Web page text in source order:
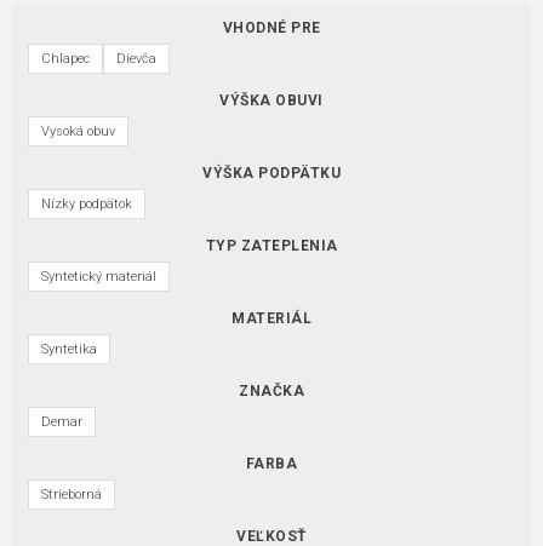
VHODNÉ PRE
Chlapec Dievča
VÝŠKA OBUVI
Vysoká obuv
VÝŠKA PODPÄTKU
Nízky podpätok
TYP ZATEPLENIA
Syntetický materiál
MATERIÁL
Syntetika
ZNAČKA
Demar
FARBA
Strieborná
VEĽKOSŤ